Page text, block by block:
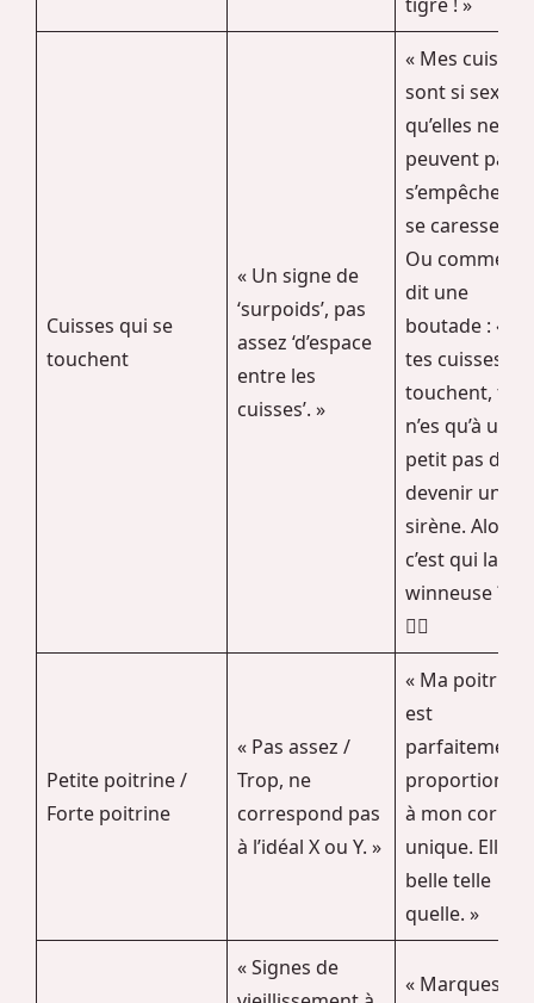
tigre ! »
Cuisses qui se
touchent
« Un signe de
‘surpoids’, pas
assez ‘d’espace
entre les
cuisses’. »
« Mes cuisses
sont si sexy
qu’elles ne
peuvent pas
s’empêcher
se caresser. »
Ou comme le
dit une
boutade : « Si
tes cuisses se
touchent, tu
n’es qu’à un
petit pas de
devenir une
sirène. Alors,
c’est qui la
winneuse ? »
🧜‍♀️
Petite poitrine /
Forte poitrine
« Pas assez /
Trop, ne
correspond pas
à l’idéal X ou Y. »
« Ma poitrine
est
parfaitement
à mon corps
unique. Elle
belle telle
quelle. »
« Signes de
« Marques de